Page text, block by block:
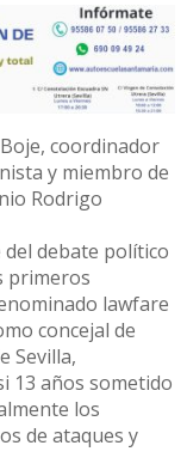
coordinador
y miembro de
Rodrigo
debate político
primeros
lawfare
concejal de
Sevilla,
13 años sometido
los
de ataques y